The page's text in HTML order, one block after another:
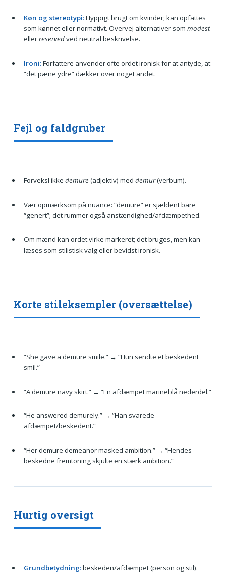
Køn og stereotypi:Hyppigt brugt om kvinder; kan opfattes
som kønnet eller normativt. Overvej alternativer som modest
ellerreservedved neutral beskrivelse.
Ironi:Forfattere anvender ofte ordet ironisk for at antyde, at
“det pæne ydre” dækker over noget andet.
Fejl og faldgruber
Forveksl ikke demure(adjektiv) med demur(verbum).
Vær opmærksom på nuance: “demure” er sjældent bare
“genert”; det rummer også anstændighed/afdæmpethed.
Om mænd kan ordet virke markeret; det bruges, men kan
læses som stilistisk valg eller bevidst ironisk.
Korte stileksempler (oversættelse)
“She gave a demure smile.” → “Hun sendte et beskedent
smil.”
“A demure navy skirt.” → “En afdæmpet marineblå nederdel.”
“He answered demurely.” → “Han svarede
afdæmpet/beskedent.”
“Her demure demeanor masked ambition.” → “Hendes
beskedne fremtoning skjulte en stærk ambition.”
Hurtig oversigt
Grundbetydning:beskeden/afdæmpet (person og stil).